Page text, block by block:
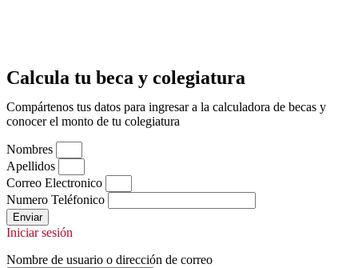
Calcula tu beca y colegiatura
Compártenos tus datos para ingresar a la calculadora de becas y
conocer el monto de tu colegiatura
Nombres
Apellidos
Correo Electronico
Numero Teléfonico
Enviar
Iniciar sesión
Nombre de usuario o dirección de correo